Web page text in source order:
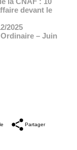
devant le
2025
– Juin
Partager